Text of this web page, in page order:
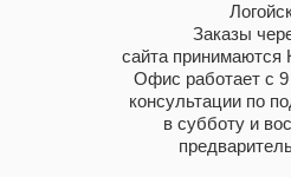
Заказы
сайта
Офис работает с
консультации по
в субботу и